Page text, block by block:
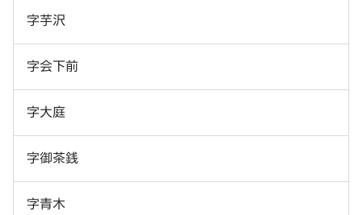
字芋沢
字会下前
字大庭
字御茶銭
字青木